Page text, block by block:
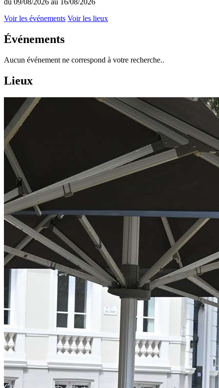
du 09/08/2026 au 16/08/2026
Voir les événements Voir les lieux
Événements
Aucun événement ne correspond à votre recherche..
Lieux